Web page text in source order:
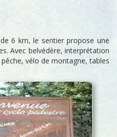
6 km, le sentier propose une
Avec belvédère, interprétation
vélo de montagne, tables